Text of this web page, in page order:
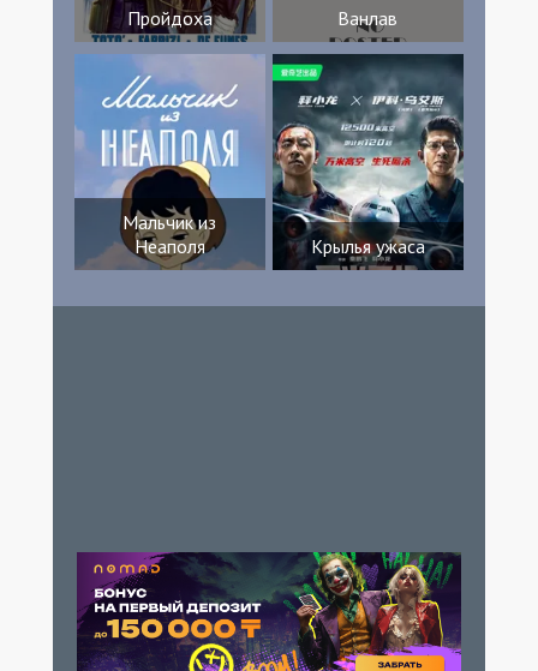
Пройдоха Ванлав
Мальчик из
Неаполя
Крылья ужаса